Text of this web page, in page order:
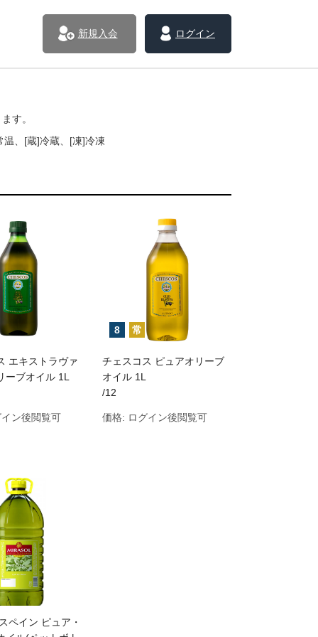
ログイン
新規入会
す。
、[蔵]冷蔵、[凍]冷凍
エキストラヴァ
ーブオイル 1L
イン後閲覧可
8 常
チェスコス ピュアオリーブ
オイル 1L
/12
価格: ログイン後閲覧可
ペイン ピュア・